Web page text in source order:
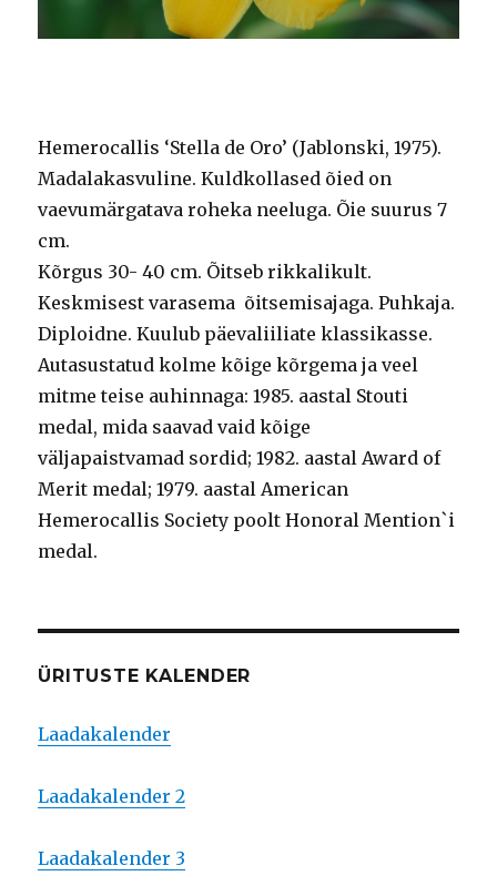
Hemerocallis ‘Stella de Oro’ (Jablonski, 1975).
Madalakasvuline. Kuldkollased õied on
vaevumärgatava roheka neeluga. Õie suurus 7
cm.
Kõrgus 30- 40 cm. Õitseb rikkalikult.
Keskmisest varasema õitsemisajaga. Puhkaja.
Diploidne. Kuulub päevaliiliate klassikasse.
Autasustatud kolme kõige kõrgema ja veel
mitme teise auhinnaga: 1985. aastal Stouti
medal, mida saavad vaid kõige
väljapaistvamad sordid; 1982. aastal Award of
Merit medal; 1979. aastal American
Hemerocallis Society poolt Honoral Mention`i
medal.
ÜRITUSTE KALENDER
Laadakalender
Laadakalender 2
Laadakalender 3